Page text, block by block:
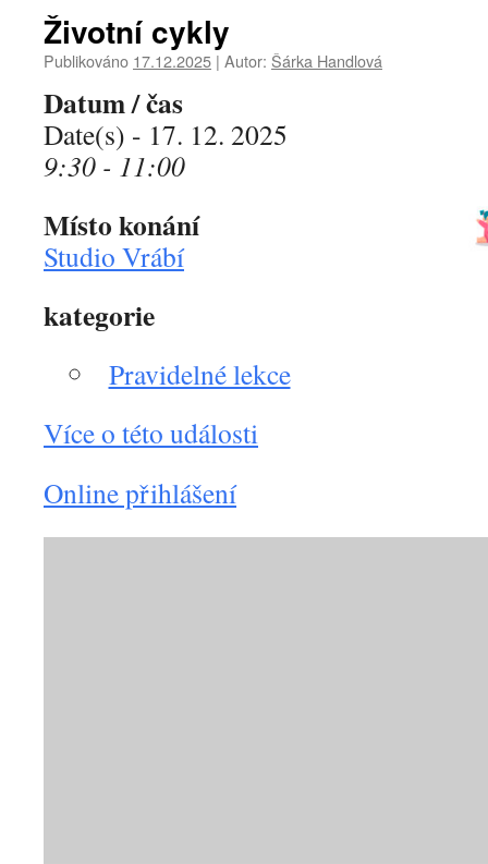
Životní cykly
Publikováno 17.12.2025 | Autor: Šárka Handlová
Datum / čas
Date(s) - 17. 12. 2025
9:30 - 11:00
Místo konání
Studio Vrábí
kategorie
Pravidelné lekce
Více o této události
Online přihlášení